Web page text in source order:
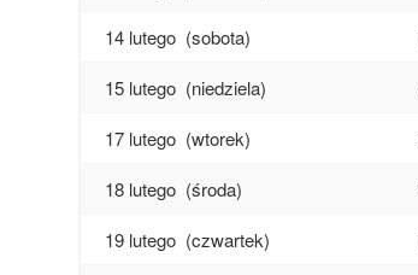
14 lutego (sobota)
15 lutego (niedziela)
17 lutego (wtorek)
18 lutego (środa)
19 lutego (czwartek)